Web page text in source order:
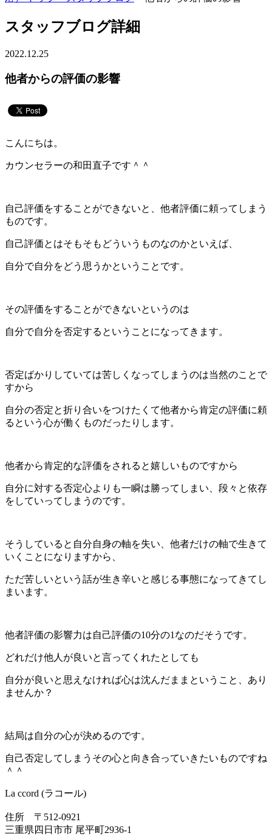
スタッフブログ詳細
2022.12.25
他者からの評価の影響
こんにちは。
カウンセラーの和田直子です＾＾
自己評価をすることができないと、他者評価に頼ってしまう
ものです。
自己評価とはそもそもどういうものなのかといえば、
自分で自分をどう思うかということです。
その評価をすることができないというのは
自分で自分を否定するということになってきます。
否定ばかりしていては苦しくなってしまうのは当然のことで
すから
自分の否定と折り合いをつけたくて他者から肯定の評価に頼
るという心が働くものだったりします。
他者から肯定的な評価をされると嬉しいものですから
自分に対する否定心よりも一瞬は勝ってしまい、段々と依存
をしていってしまうのです。
そうしていると自分自身の軸を失い、他者だけの軸で生きて
いくことになりますから、
ただ苦しいという話が生き辛いと感じる事態になってきてし
まいます。
他者評価の影響力は自己評価の10分の1なのだそうです。
どれだけ他人が良いと言ってくれたとしても
自分が良いと思えなければ心は沈んだままということ、あり
ませんか？
結局は自分の心が決めるのです。
自己否定してしまうその心と向き合っていきたいものですね
＾＾
La ccord (ラコール)
住所 〒512-0921
三重県四日市市 尾平町2936-1